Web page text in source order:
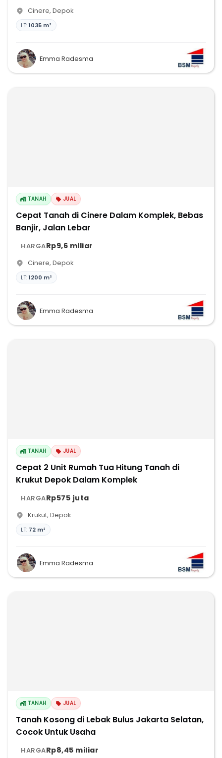
Cinere, Depok
LT:1035 m²
Emma Radesma
TANAH JUAL
Cepat Tanah di Cinere Dalam Komplek, Bebas
Banjir, Jalan Lebar
HARGARp9,6 miliar
Cinere, Depok
LT:1200 m²
Emma Radesma
TANAH JUAL
Cepat 2 Unit Rumah Tua Hitung Tanah di
Krukut Depok Dalam Komplek
HARGARp575 juta
Krukut, Depok
LT: 72 m²
Emma Radesma
TANAH JUAL
Tanah Kosong di Lebak Bulus Jakarta Selatan,
Cocok Untuk Usaha
HARGARp8,45 miliar